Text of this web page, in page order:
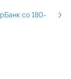
со 180-